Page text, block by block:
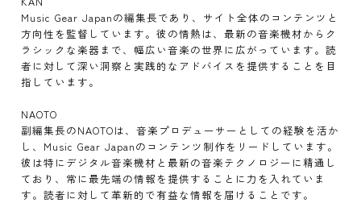
Music Gear Japanの編集長であり、サイト全体のコンテンツと
方向性を監督しています。彼の情熱は、最新の音楽機材からク
ラシックな楽器まで、幅広い音楽の世界に広がっています。読
者に対して深い洞察と実践的なアドバイスを提供することを目
指しています。
NAOTO
副編集長のNAOTOは、音楽プロデューサーとしての経験を活か
し、Music Gear Japanのコンテンツ制作をリードしています。
彼は特にデジタル音楽機材と最新の音楽テクノロジーに精通し
ており、常に最先端の情報を提供することに力を入れていま
す。読者に対して革新的で有益な情報を届けることです。